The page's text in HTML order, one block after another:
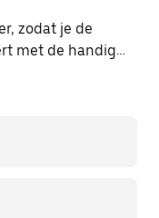
zodat je de
met de handige
een